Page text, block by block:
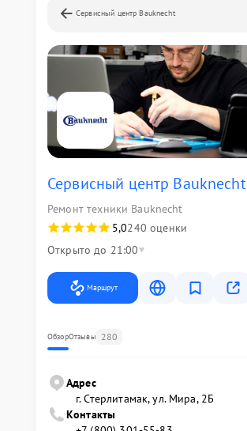
Сервисный центр Bauknecht
Сервисный центр Bauknecht
Ремонт техники Bauknecht
5,0240 оценки
Открыто до 21:00
Маршрут
ОбзорОтзывы 280
Адрес
г. Стерлитамак, ул. Мира, 2Б
Контакты